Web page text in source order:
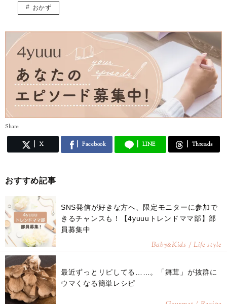
おかず
Share
X Facebook LINE Threads
おすすめ記事
SNS発信が好きな方へ、限定モニターに参加で
きるチャンスも！【4yuuuトレンドママ部】部
員募集中
Baby&Kids / Life style
最近ずっとリピしてる……。「舞茸」が抜群に
ウマくなる簡単レシピ